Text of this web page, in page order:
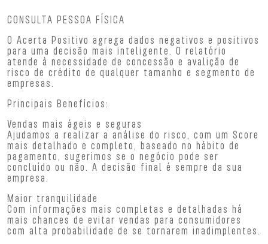
CONSULTA PESSOA FÍSICA
O Acerta Positivo agrega dados negativos e positivos
para uma decisão mais inteligente. O relatório
atende à necessidade de concessão e avalição de
risco de crédito de qualquer tamanho e segmento de
empresas.
Principais Benefícios:
Vendas mais ágeis e seguras
Ajudamos a realizar a análise do risco, com um Score
mais detalhado e completo, baseado no hábito de
pagamento, sugerimos se o negócio pode ser
concluído ou não. A decisão final é sempre da sua
empresa.
Maior tranquilidade
Com informações mais completas e detalhadas há
mais chances de evitar vendas para consumidores
com alta probabilidade de se tornarem inadimplentes.